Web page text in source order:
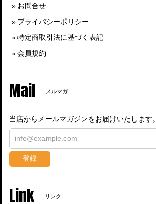
お問合せ
プライバシーポリシー
特定商取引法に基づく表記
会員規約
Mail メルマガ
当店からメールマガジンをお届けいたします。
登録
Link リンク